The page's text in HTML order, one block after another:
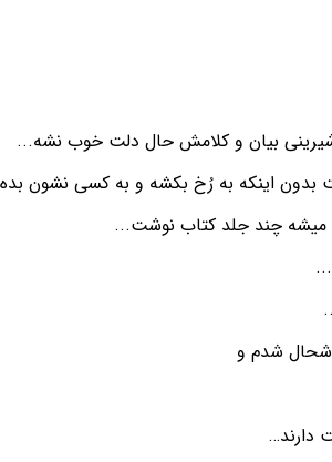
شیرینی بیان و کلامش حال دلت خوب نشه...
اینکه به رُخ بکشه و به کسی نشون
میشه چند جلد کتاب نوشت...
شدم و
دارند…